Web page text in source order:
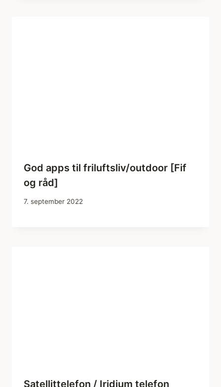
God apps til friluftsliv/outdoor [Fif
og råd]
7. september 2022
Satellittelefon / Iridium telefon